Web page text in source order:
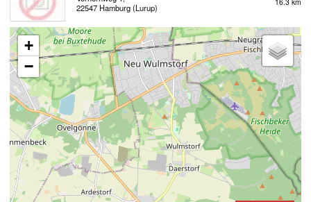
22547 Hamburg (Lurup)
+
−